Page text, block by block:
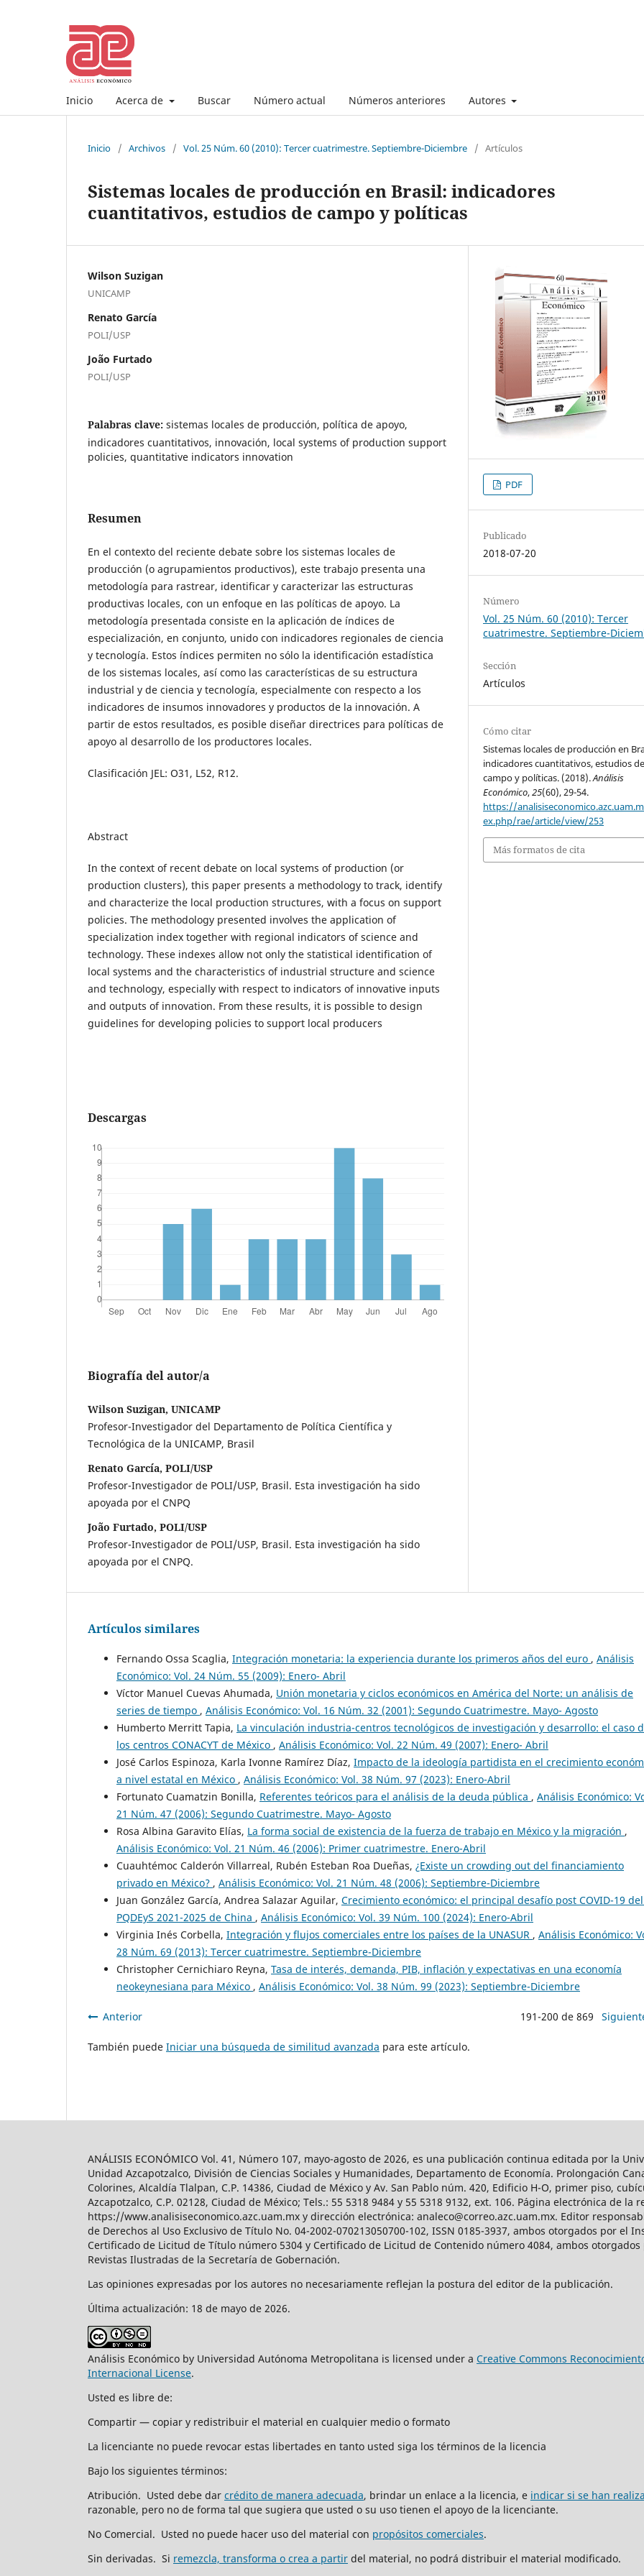
Inicio Acerca de Buscar Número actual Números anteriores Autores
Inicio / Archivos / Vol. 25 Núm. 60 (2010): Tercer cuatrimestre. Septiembre-Diciembre / Artículos
Sistemas locales de producción en Brasil: indicadores
cuantitativos, estudios de campo y políticas
Wilson Suzigan
UNICAMP
Renato García
POLI/USP
João Furtado
POLI/USP
Palabras clave: sistemas locales de producción, política de apoyo,
indicadores cuantitativos, innovación, local systems of production support
policies, quantitative indicators innovation
Resumen
En el contexto del reciente debate sobre los sistemas locales de
producción (o agrupamientos productivos), este trabajo presenta una
metodología para rastrear, identificar y caracterizar las estructuras
productivas locales, con un enfoque en las políticas de apoyo. La
metodología presentada consiste en la aplicación de índices de
especialización, en conjunto, unido con indicadores regionales de ciencia
y tecnología. Estos índices permiten no sólo la identificación estadística
de los sistemas locales, así como las características de su estructura
industrial y de ciencia y tecnología, especialmente con respecto a los
indicadores de insumos innovadores y productos de la innovación. A
partir de estos resultados, es posible diseñar directrices para políticas de
apoyo al desarrollo de los productores locales.
Clasificación JEL: O31, L52, R12.
Abstract
In the context of recent debate on local systems of production (or
production clusters), this paper presents a methodology to track, identify
and characterize the local production structures, with a focus on support
policies. The methodology presented involves the application of
specialization index together with regional indicators of science and
technology. These indexes allow not only the statistical identification of
local systems and the characteristics of industrial structure and science
and technology, especially with respect to indicators of innovative inputs
and outputs of innovation. From these results, it is possible to design
guidelines for developing policies to support local producers
Descargas
Biografía del autor/a
Wilson Suzigan, UNICAMP
Profesor-Investigador del Departamento de Política Científica y
Tecnológica de la UNICAMP, Brasil
Renato García, POLI/USP
Profesor-Investigador de POLI/USP, Brasil. Esta investigación ha sido
apoyada por el CNPQ
João Furtado, POLI/USP
Profesor-Investigador de POLI/USP, Brasil. Esta investigación ha sido
apoyada por el CNPQ.
PDF
Publicado
2018-07-20
Número
Vol. 25 Núm. 60 (2010): Tercer
cuatrimestre. Septiembre-
Sección
Artículos
Cómo citar
Sistemas locales de producción en
indicadores cuantitativos, estudios de
campo y políticas. (2018).Análisis
Económico,25(60), 29-54.
https://
ex.php/rae/article/view/253
Más formatos de cita
Artículos similares
Fernando Ossa Scaglia, Integración monetaria: la experiencia durante los primeros años del euro , Análisis
Económico: Vol. 24 Núm. 55 (2009): Enero- Abril
Víctor Manuel Cuevas Ahumada, Unión monetaria y ciclos económicos en América del Norte: un análisis de
series de tiempo , Análisis Económico: Vol. 16 Núm. 32 (2001): Segundo Cuatrimestre. Mayo- Agosto
Humberto Merritt Tapia, La vinculación industria-centros tecnológicos de investigación y desarrollo: el caso
los centros CONACYT de México , Análisis Económico: Vol. 22 Núm. 49 (2007): Enero- Abril
José Carlos Espinoza, Karla Ivonne Ramírez Díaz, Impacto de la ideología partidista en el crecimiento
a nivel estatal en México , Análisis Económico: Vol. 38 Núm. 97 (2023): Enero-Abril
Fortunato Cuamatzin Bonilla, Referentes teóricos para el análisis de la deuda pública , Análisis Económico:
21 Núm. 47 (2006): Segundo Cuatrimestre. Mayo- Agosto
Rosa Albina Garavito Elías, La forma social de existencia de la fuerza de trabajo en México y la migración ,
Análisis Económico: Vol. 21 Núm. 46 (2006): Primer cuatrimestre. Enero-Abril
Cuauhtémoc Calderón Villarreal, Rubén Esteban Roa Dueñas, ¿Existe un crowding out del financiamiento
privado en México? , Análisis Económico: Vol. 21 Núm. 48 (2006): Septiembre-Diciembre
Juan González García, Andrea Salazar Aguilar, Crecimiento económico: el principal desafío post COVID-19 del
PQDEyS 2021-2025 de China , Análisis Económico: Vol. 39 Núm. 100 (2024): Enero-Abril
Virginia Inés Corbella, Integración y flujos comerciales entre los países de la UNASUR , Análisis Económico:
28 Núm. 69 (2013): Tercer cuatrimestre. Septiembre-Diciembre
Christopher Cernichiaro Reyna, Tasa de interés, demanda, PIB, inflación y expectativas en una economía
neokeynesiana para México , Análisis Económico: Vol. 38 Núm. 99 (2023): Septiembre-Diciembre
Anterior 191-200 de 869
También puede Iniciar una búsqueda de similitud avanzada para este artículo.
ANÁLISIS ECONÓMICO Vol. 41, Número 107, mayo-agosto de 2026, es una publicación continua editada por la
Unidad Azcapotzalco, División de Ciencias Sociales y Humanidades, Departamento de Economía. Prolongación
Colorines, Alcaldía Tlalpan, C.P. 14386, Ciudad de México y Av. San Pablo núm. 420, Edificio H-O, primer piso,
Azcapotzalco, C.P. 02128, Ciudad de México; Tels.: 55 5318 9484 y 55 5318 9132, ext. 106. Página electrónica de la
https://www.analisiseconomico.azc.uam.mx y dirección electrónica: analeco@correo.azc.uam.mx. Editor
de Derechos al Uso Exclusivo de Título No. 04-2002-070213050700-102, ISSN 0185-3937, ambos otorgados por el
Certificado de Licitud de Título número 5304 y Certificado de Licitud de Contenido número 4084, ambos
Revistas Ilustradas de la Secretaría de Gobernación.
Las opiniones expresadas por los autores no necesariamente reflejan la postura del editor de la publicación.
Última actualización: 18 de mayo de 2026.
Análisis Económico by Universidad Autónoma Metropolitana is licensed under a Creative Commons
Internacional License.
Usted es libre de:
Compartir — copiar y redistribuir el material en cualquier medio o formato
La licenciante no puede revocar estas libertades en tanto usted siga los términos de la licencia
Bajo los siguientes términos:
Atribución. Usted debe dar crédito de manera adecuada, brindar un enlace a la licencia, e indicar si se han
razonable, pero no de forma tal que sugiera que usted o su uso tienen el apoyo de la licenciante.
No Comercial. Usted no puede hacer uso del material con propósitos comerciales.
Sin derivadas. Si remezcla, transforma o crea a partir del material, no podrá distribuir el material modificado.